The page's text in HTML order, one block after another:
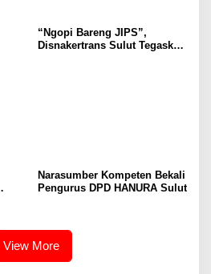
“Ngopi Bareng JIPS”,
Disnakertrans Sulut Tegaskan
Narasumber Kompeten Bekali
Pengurus DPD HANURA Sulut
View More